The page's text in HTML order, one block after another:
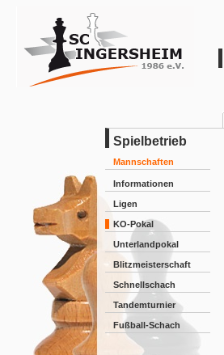
Spielbetrieb
Mannschaften
Informationen
Ligen
KO-Pokal
Unterlandpokal
Blitzmeisterschaft
Schnellschach
Tandemturnier
Fußball-Schach